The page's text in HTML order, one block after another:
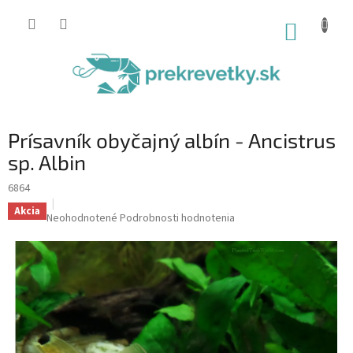
Prísavník obyčajný albín - Ancistrus
sp. Albin
6864
Akcia Priemerné
produktu
je
0,0
z
5
hviezdičiek.
Neohodnotené Podrobnosti hodnotenia